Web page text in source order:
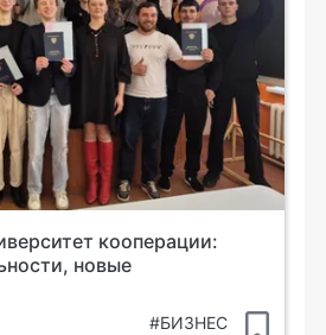
кооперации:
новые
#БИЗНЕС